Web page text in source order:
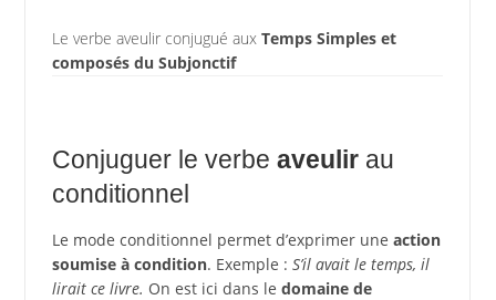
Le verbe aveulir conjugué aux Temps Simples et
composés du Subjonctif
Conjuguer le verbe aveulirau
conditionnel
Le mode conditionnel permet d’exprimer une action
soumise à condition. Exemple : S’il avait le temps, il
lirait ce livre. On est ici dans le domaine de